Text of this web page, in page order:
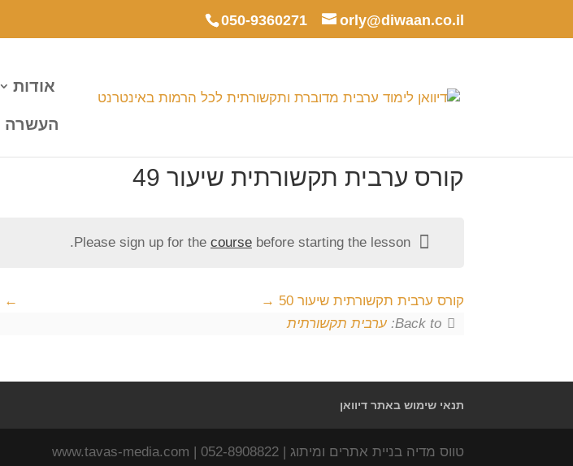
050-9360271 orly@diwaan.co.il
אודות
העשרה
קורס ערבית תקשורתית שיעור 49
Please sign up for the coursebefore starting the lesson.
קורס ערבית תקשורתית שיעור 50
Back to: ערבית תקשורתית
תנאי שימוש באתר דיוואן
טווס מדיה בניית אתרים ומיתוג | www.tavas-media.com | 052-8908822